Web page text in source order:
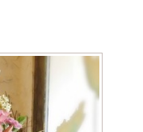
偏遠區域無法送
整***